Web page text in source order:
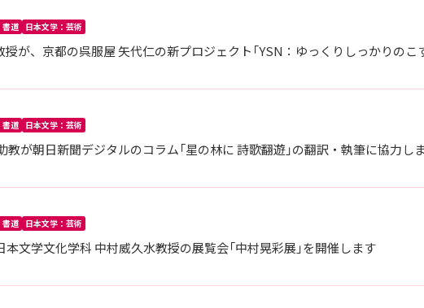
書道 日本文学：芸術
が、京都の呉服屋 矢代仁の新プロジェクト「YSN：ゆっくりしっかりのこ
書道 日本文学：芸術
が朝日新聞デジタルのコラム「星の林に 詩歌翻遊」の翻訳・執筆に協力し
書道 日本文学：芸術
日本文学文化学科 中村威久水教授の展覧会「中村晃彩展」を開催します